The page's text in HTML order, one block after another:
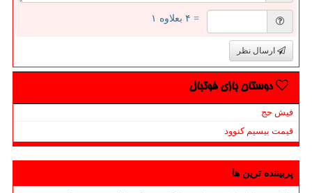
= ۴ بعلاوه ۱
ارسال نظر
دوستان بازی فوتبال
فیش حج
قیمت بیسیم کنوود
پربیننده ترین ها